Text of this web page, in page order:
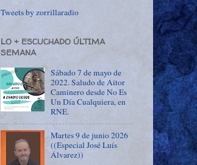
Tweets by zorrillaradio
LO + ESCUCHADO ÚLTIMA
SEMANA
Sábado 7 de mayo de
2022. Saludo de Aitor
Caminero desde No Es
Un Día Cualquiera, en
RNE.
Martes 9 de junio 2026
((Especial José Luís
Álvarez))